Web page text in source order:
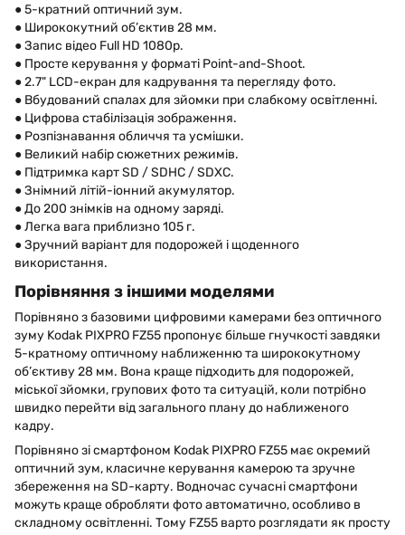
● 5-кратний оптичний зум.
● Ширококутний об’єктив 28 мм.
● Запис відео Full HD 1080p.
● Просте керування у форматі Point-and-Shoot.
● 2.7" LCD-екран для кадрування та перегляду фото.
● Вбудований спалах для зйомки при слабкому освітленні.
● Цифрова стабілізація зображення.
● Розпізнавання обличчя та усмішки.
● Великий набір сюжетних режимів.
● Підтримка карт SD / SDHC / SDXC.
● Знімний літій-іонний акумулятор.
● До 200 знімків на одному заряді.
● Легка вага приблизно 105 г.
● Зручний варіант для подорожей і щоденного
використання.
Порівняння з іншими моделями
Порівняно з базовими цифровими камерами без оптичного
зуму Kodak PIXPRO FZ55 пропонує більше гнучкості завдяки
5-кратному оптичному наближенню та ширококутному
об’єктиву 28 мм. Вона краще підходить для подорожей,
міської зйомки, групових фото та ситуацій, коли потрібно
швидко перейти від загального плану до наближеного
кадру.
Порівняно зі смартфоном Kodak PIXPRO FZ55 має окремий
оптичний зум, класичне керування камерою та зручне
збереження на SD-карту. Водночас сучасні смартфони
можуть краще обробляти фото автоматично, особливо в
складному освітленні. Тому FZ55 варто розглядати як просту